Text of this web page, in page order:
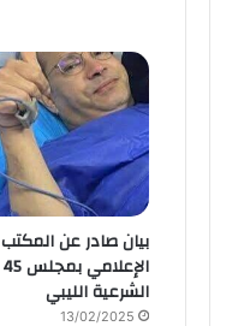
بيان صادر عن المكتب
الشرعية الليبي
13/02/2025